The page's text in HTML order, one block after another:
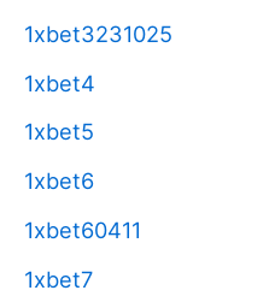
1xbet3231025
1xbet4
1xbet5
1xbet6
1xbet60411
1xbet7